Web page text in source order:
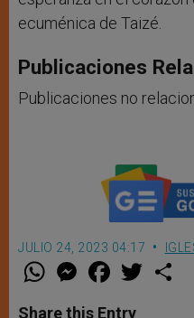
ecuménica de Taizé.
Publicaciones
Publicaciones no
JULIO 24, 2023 04:17
W
t
M
e
s
F
a
e
w
Share this Entry